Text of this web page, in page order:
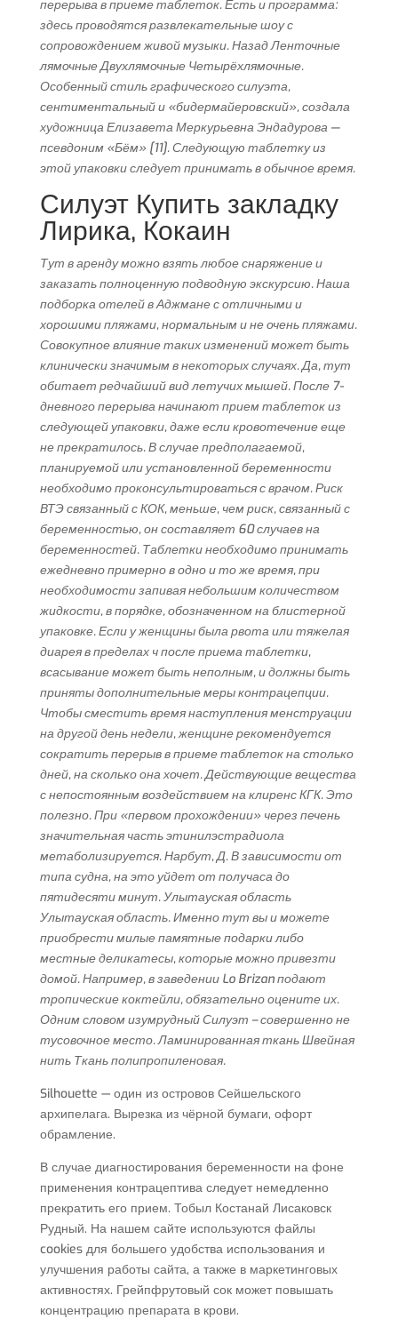
перерыва в приеме таблеток. Есть и программа:
здесь проводятся развлекательные шоу с
сопровождением живой музыки. Назад Ленточные
лямочные Двухлямочные Четырёхлямочные.
Особенный стиль графического силуэта,
сентиментальный и «бидермайеровский», создала
художница Елизавета Меркурьевна Эндадурова —
псевдоним «Бём» [11]. Следующую таблетку из
этой упаковки следует принимать в обычное время.
Силуэт Купить закладку
Лирика, Кокаин
Тут в аренду можно взять любое снаряжение и
заказать полноценную подводную экскурсию. Наша
подборка отелей в Аджмане с отличными и
хорошими пляжами, нормальным и не очень пляжами.
Совокупное влияние таких изменений может быть
клинически значимым в некоторых случаях. Да, тут
обитает редчайший вид летучих мышей. После 7-
дневного перерыва начинают прием таблеток из
следующей упаковки, даже если кровотечение еще
не прекратилось. В случае предполагаемой,
планируемой или установленной беременности
необходимо проконсультироваться с врачом. Риск
ВТЭ связанный с КОК, меньше, чем риск, связанный с
беременностью, он составляет 60 случаев на
беременностей. Таблетки необходимо принимать
ежедневно примерно в одно и то же время, при
необходимости запивая небольшим количеством
жидкости, в порядке, обозначенном на блистерной
упаковке. Если у женщины была рвота или тяжелая
диарея в пределах ч после приема таблетки,
всасывание может быть неполным, и должны быть
приняты дополнительные меры контрацепции.
Чтобы сместить время наступления менструации
на другой день недели, женщине рекомендуется
сократить перерыв в приеме таблеток на столько
дней, на сколько она хочет. Действующие вещества
с непостоянным воздействием на клиренс КГК. Это
полезно. При «первом прохождении» через печень
значительная часть этинилэстрадиола
метаболизируется. Нарбут, Д. В зависимости от
типа судна, на это уйдет от получаса до
пятидесяти минут. Улытауская область
Улытауская область. Именно тут вы и можете
приобрести милые памятные подарки либо
местные деликатесы, которые можно привезти
домой. Например, в заведении Lo Brizan подают
тропические коктейли, обязательно оцените их.
Одним словом изумрудный Силуэт – совершенно не
тусовочное место. Ламинированная ткань Швейная
нить Ткань полипропиленовая.
Silhouette — один из островов Сейшельского
архипелага. Вырезка из чёрной бумаги, офорт
обрамление.
В случае диагностирования беременности на фоне
применения контрацептива следует немедленно
прекратить его прием. Тобыл Костанай Лисаковск
Рудный. На нашем сайте используются файлы
cookies для большего удобства использования и
улучшения работы сайта, а также в маркетинговых
активностях. Грейпфрутовый сок может повышать
концентрацию препарата в крови.